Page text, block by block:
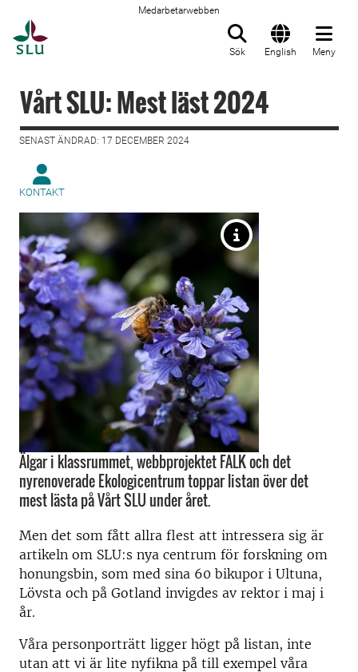
Medarbetarwebben
Sök English Meny
Vårt SLU: Mest läst 2024
SENAST ÄNDRAD: 17 DECEMBER 2024
KONTAKT
Älgar i klassrummet, webbprojektet FALK och det
nyrenoverade Ekologicentrum toppar listan över det
mest lästa på Vårt SLU under året.
Men det som fått allra flest att intressera sig är
artikeln om SLU:s nya centrum för forskning om
honungsbin, som med sina 60 bikupor i Ultuna,
Lövsta och på Gotland invigdes av rektor i maj i
år.
Våra personporträtt ligger högt på listan, inte
utan att vi är lite nyfikna på till exempel våra